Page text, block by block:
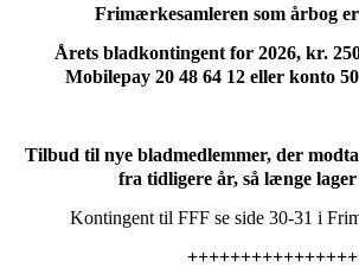
Frimærkesamleren som årbog
Årets bladkontingent for 2026, kr.
Mobilepay 20 48 64 12 eller konto
Tilbud til nye bladmedlemmer, der
fra tidligere år, så længe lager
Kontingent til FFF se side 30-31 i
++++++++++++++++